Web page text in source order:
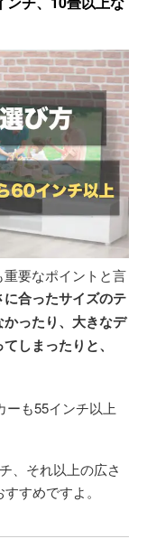
要なポイントと言
合ったサイズのテ
ったり、大きなデ
しまったりと、
ーも55インチ以上
、それ以上の広さ
すめですよ。